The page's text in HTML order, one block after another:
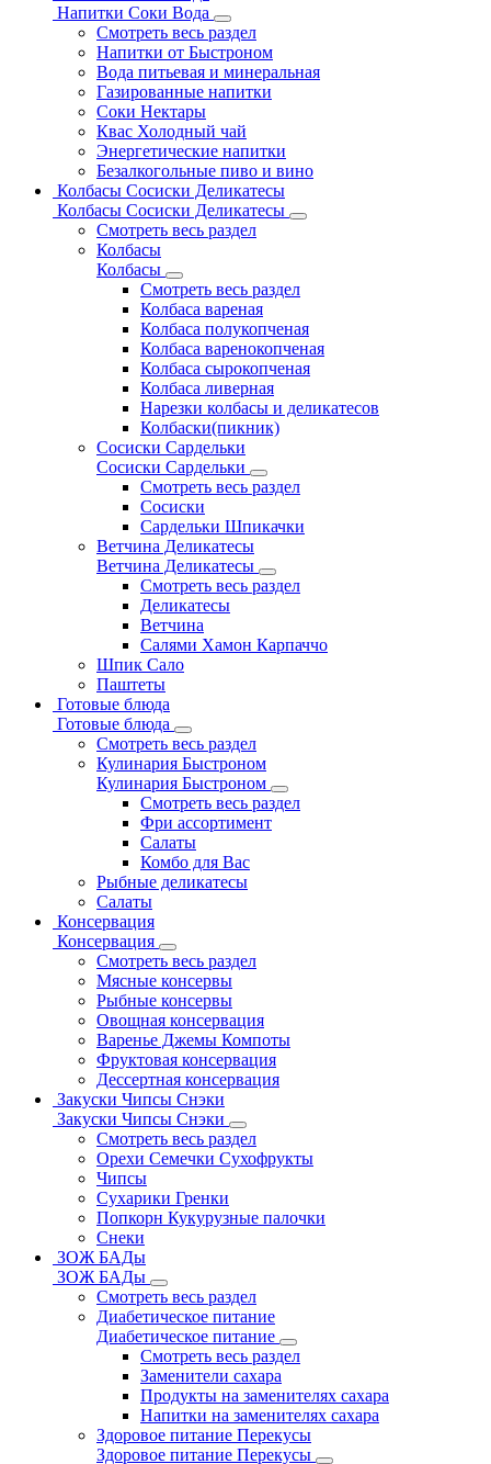
Напитки Соки Вода
Смотреть весь раздел
Напитки от Быстроном
Вода питьевая и минеральная
Газированные напитки
Соки Нектары
Квас Холодный чай
Энергетические напитки
Безалкогольные пиво и вино
Колбасы Сосиски Деликатесы
Колбасы Сосиски Деликатесы
Смотреть весь раздел
Колбасы
Колбасы
Смотреть весь раздел
Колбаса вареная
Колбаса полукопченая
Колбаса варенокопченая
Колбаса сырокопченая
Колбаса ливерная
Нарезки колбасы и деликатесов
Колбаски(пикник)
Сосиски Сардельки
Сосиски Сардельки
Смотреть весь раздел
Сосиски
Сардельки Шпикачки
Ветчина Деликатесы
Ветчина Деликатесы
Смотреть весь раздел
Деликатесы
Ветчина
Салями Хамон Карпаччо
Шпик Сало
Паштеты
Готовые блюда
Готовые блюда
Смотреть весь раздел
Кулинария Быстроном
Кулинария Быстроном
Смотреть весь раздел
Фри ассортимент
Салаты
Комбо для Вас
Рыбные деликатесы
Салаты
Консервация
Консервация
Смотреть весь раздел
Мясные консервы
Рыбные консервы
Овощная консервация
Варенье Джемы Компоты
Фруктовая консервация
Дессертная консервация
Закуски Чипсы Снэки
Закуски Чипсы Снэки
Смотреть весь раздел
Орехи Семечки Сухофрукты
Чипсы
Сухарики Гренки
Попкорн Кукурузные палочки
Снеки
ЗОЖ БАДы
ЗОЖ БАДы
Смотреть весь раздел
Диабетическое питание
Диабетическое питание
Смотреть весь раздел
Заменители сахара
Продукты на заменителях сахара
Напитки на заменителях сахара
Здоровое питание Перекусы
Здоровое питание Перекусы